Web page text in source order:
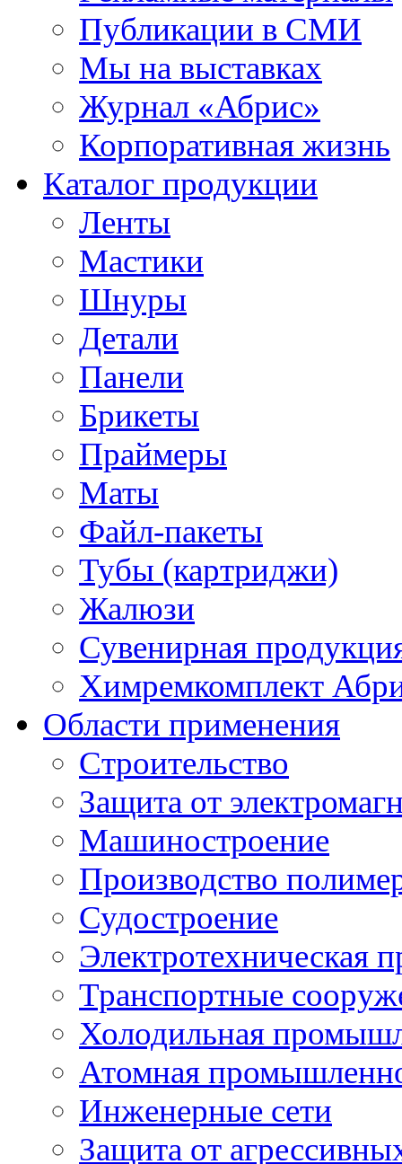
Публикации в СМИ
Мы на выставках
Журнал «Абрис»
Корпоративная жизнь
Каталог продукции
Ленты
Мастики
Шнуры
Детали
Панели
Брикеты
Праймеры
Маты
Файл-пакеты
Тубы (картриджи)
Жалюзи
Сувенирная
Химремкомплект
Области применения
Строительство
Защита от
Машиностроение
Производство
Судостроение
Электротехническая
Транспортные
Холодильная
Атомная
Инженерные сети
Защита от